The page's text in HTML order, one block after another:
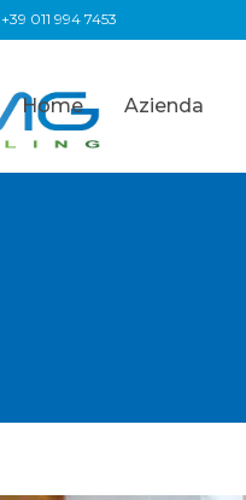
+39 011 994 7453
Home Azienda